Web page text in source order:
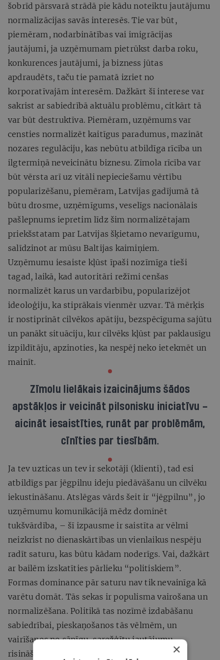
šobrīd pārsvarā strādā pie kādu noteiktu jautājumu
normalizācijas savās interesēs. Tie var būt,
piemēram, nodarbinātības vai imigrācijas
jautājumi, ja uzņēmumam pietrūkst darba roku,
konkurences jautājumi, ja bizness jūtas
apdraudēts, taču tie pamatā izriet no
korporatīvajām interesēm. Dažkārt šī interese var
sakrist ar sabiedrībā aktuālu problēmu, citkārt tā
var būt destruktīva. Piemēram, uzņēmums var
censties normalizēt kaitīgus paradumus, mazināt
nozares regulāciju, kas nebūtu atbildīga rīcība un
ilgtermiņā neveicinātu biznesu. Zīmola rīcība var
būt vērsta arī uz vitāli nepieciešamu vērtību
popularizēšanu, piemēram, Latvijas gadījumā tā
būtu drosme, uzņēmīgums, veselīgs nacionālais
pašlepnums iepretim līdz šim normalizētajam
priekšstatam par Latvijas šķietamo nevarīgumu,
salīdzinot ar mūsu Baltijas kaimiņiem.
Uzņēmumu iesaiste kļūst īpaši nozīmīga tieši
tagad, laikā, kad autoritāri režīmi cenšas
normalizēt karus un vardarbību, popularizējot
ideoloģiju, ka stiprākais vienmēr uzvar. Tā mērķis
ir nostiprināt cilvēkos apātiju, bezspēcīguma sajūtu
un panākt situāciju, kur cilvēks kļūst par paklausīgu
izpildītāju, apzinoties, ka nespēj neko ietekmēt un
mainīt.
Zīmolu lielākais izaicinājums šādos
apstākļos ir veicināt pilsonisku iniciatīvu –
aicināt iesaistīties, runāt par problēmām,
cīnīties par tiesībām.
Ja tev uzticas un tev ir sekotāji (klienti), tad esi
atbildīgs par jēgpilnu ideju piedāvāšanu un cilvēku
iekustināšanu. Atslēgas vārds šeit ir “jēgpilnu”, jo
uzņēmumu komunikācijā mēdz dominēt
tukšvārdība, – šī izpausme ir saistīta ar vēlmi
neizkrist no dienaskārtības un vienlaikus nespēju
radīt saturu, kas būtu kādam noderīgs. Vai, dažkārt
ar bailēm izskatīties pārlieku “politiskiem”.
Formas dominance pār saturu nav tik nevainīga kā
varētu domāt. Tās sekas ir populisma vairošana un
normalizēšana. Politikā tas nozīmē izdabāšanu
sabiedrībai, pieskaņošanos tās vēlmēm, un
vairīšanos no sāpīgu, sarežģītu jautājumu
risināšanas. Biznesā tas nozīmē izdabāšanu
×